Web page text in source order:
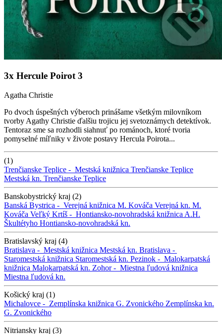
3x Hercule Poirot 3
Agatha Christie
Po dvoch úspešných výberoch prinášame všetkým milovníkom
tvorby Agathy Christie ďalšiu trojicu jej svetoznámych detektívok.
Tentoraz sme sa rozhodli siahnuť po románoch, ktoré tvoria
pomyselné míľniky v živote postavy Hercula Poirota...
(1)
Trenčianske Teplice - Mestská knižnica Trenčianske Teplice
Mestská kn. Trenčianske Teplice
Banskobystrický kraj (2)
Banská Bystrica - Verejná knižnica M. Kováča Verejná kn. M.
Kováča Veľký Krtíš - Hontiansko-novohradská knižnica A.H.
Škultétyho Hontiansko-novohradská kn.
Bratislavský kraj (4)
Bratislava - Mestská knižnica Mestská kn. Bratislava -
Staromestská knižnica Staromestská kn. Pezinok - Malokarpatská
knižnica Malokarpatská kn. Zohor - Miestna ľudová knižnica
Miestna ľudová kn.
Košický kraj (1)
Michalovce - Zemplínska knižnica G. Zvonického Zemplínska kn.
G. Zvonického
Nitriansky kraj (3)